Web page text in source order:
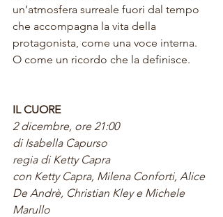
un’atmosfera surreale fuori dal tempo
che accompagna la vita della
protagonista, come una voce interna.
O come un ricordo che la definisce.
IL CUORE
2 dicembre, ore 21:00
di Isabella Capurso
regia di Ketty Capra
con Ketty Capra, Milena Conforti, Alice
De Andrè, Christian Kley e Michele
Marullo